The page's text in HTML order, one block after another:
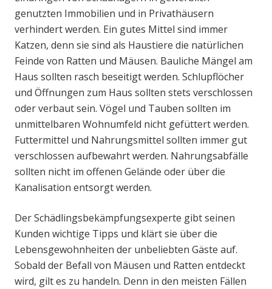
genutzten Immobilien und in Privathäusern
verhindert werden. Ein gutes Mittel sind immer
Katzen, denn sie sind als Haustiere die natürlichen
Feinde von Ratten und Mäusen. Bauliche Mängel am
Haus sollten rasch beseitigt werden. Schlupflöcher
und Öffnungen zum Haus sollten stets verschlossen
oder verbaut sein. Vögel und Tauben sollten im
unmittelbaren Wohnumfeld nicht gefüttert werden.
Futtermittel und Nahrungsmittel sollten immer gut
verschlossen aufbewahrt werden. Nahrungsabfälle
sollten nicht im offenen Gelände oder über die
Kanalisation entsorgt werden.
Der Schädlingsbekämpfungsexperte gibt seinen
Kunden wichtige Tipps und klärt sie über die
Lebensgewohnheiten der unbeliebten Gäste auf.
Sobald der Befall von Mäusen und Ratten entdeckt
wird, gilt es zu handeln. Denn in den meisten Fällen